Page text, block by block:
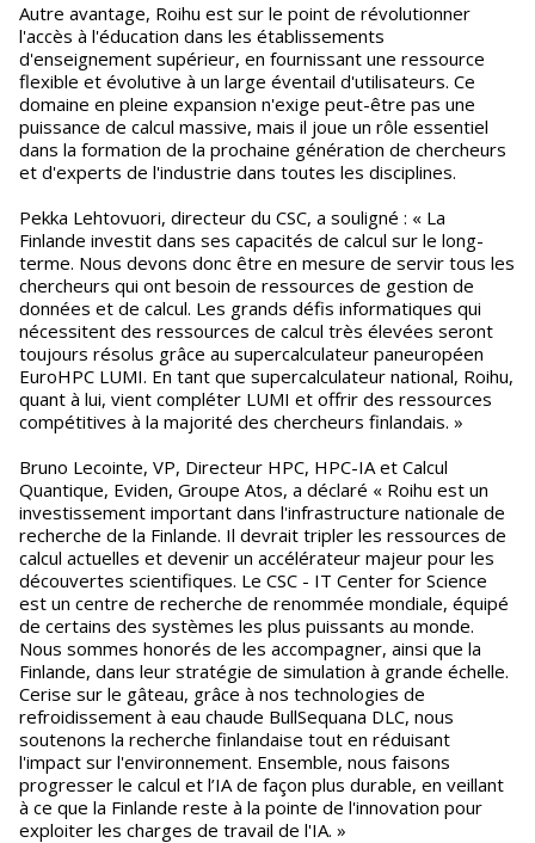
Autre avantage, Roihu est sur le point de révolutionner
l'accès à l'éducation dans les établissements
d'enseignement supérieur, en fournissant une ressource
flexible et évolutive à un large éventail d'utilisateurs. Ce
domaine en pleine expansion n'exige peut-être pas une
puissance de calcul massive, mais il joue un rôle essentiel
dans la formation de la prochaine génération de chercheurs
et d'experts de l'industrie dans toutes les disciplines.
Pekka Lehtovuori, directeur du CSC, a souligné : « La
Finlande investit dans ses capacités de calcul sur le long-
terme. Nous devons donc être en mesure de servir tous les
chercheurs qui ont besoin de ressources de gestion de
données et de calcul. Les grands défis informatiques qui
nécessitent des ressources de calcul très élevées seront
toujours résolus grâce au supercalculateur paneuropéen
EuroHPC LUMI. En tant que supercalculateur national, Roihu,
quant à lui, vient compléter LUMI et offrir des ressources
compétitives à la majorité des chercheurs finlandais. »
Bruno Lecointe, VP, Directeur HPC, HPC-IA et Calcul
Quantique, Eviden, Groupe Atos, a déclaré « Roihu est un
investissement important dans l'infrastructure nationale de
recherche de la Finlande. Il devrait tripler les ressources de
calcul actuelles et devenir un accélérateur majeur pour les
découvertes scientifiques. Le CSC - IT Center for Science
est un centre de recherche de renommée mondiale, équipé
de certains des systèmes les plus puissants au monde.
Nous sommes honorés de les accompagner, ainsi que la
Finlande, dans leur stratégie de simulation à grande échelle.
Cerise sur le gâteau, grâce à nos technologies de
refroidissement à eau chaude BullSequana DLC, nous
soutenons la recherche finlandaise tout en réduisant
l'impact sur l'environnement. Ensemble, nous faisons
progresser le calcul et l’IA de façon plus durable, en veillant
à ce que la Finlande reste à la pointe de l'innovation pour
exploiter les charges de travail de l'IA. »